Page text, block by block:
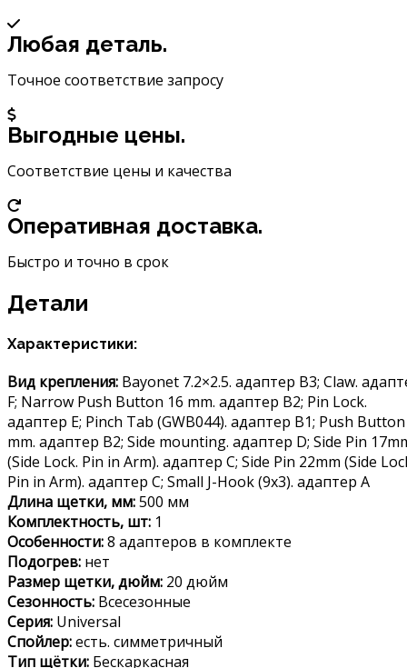
MU-
020U
Любая деталь.
Точное соответствие запросу
Выгодные цены.
Соответствие цены и качества
Оперативная доставка.
Быстро и точно в срок
Детали
Характеристики:
Вид крепления: Bayonet 7.2×2.5. адаптер B3; Claw.
F; Narrow Push Button 16 mm. адаптер B2; Pin Lock.
адаптер E; Pinch Tab (GWB044). адаптер B1; Push
mm. адаптер B2; Side mounting. адаптер D; Side Pin
(Side Lock. Pin in Arm). адаптер C; Side Pin 22mm (Side
Pin in Arm). адаптер C; Small J-Hook (9х3). адаптер A
Длина щетки, мм:500 мм
Комплектность, шт: 1
Особенности:8 адаптеров в комплекте
Подогрев: нет
Размер щетки, дюйм: 20 дюйм
Сезонность: Всесезонные
Серия: Universal
Спойлер:есть. симметричный
Тип щётки: Бескаркасная